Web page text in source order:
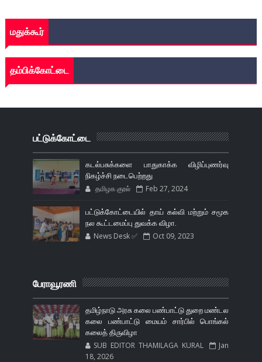
மதுக்கூர்
தம்பிக்கோட்டை
பட்டுக்கோட்டை
கடல்பசுக்களை பாதுகாக்க விழிப்புணர்வு
நிகழ்ச்சி நடைபெற்றது
தமிழக குரல் Feb 27, 2024
பட்டுக்கோட்டையில் தாய் கல்வி மற்றும் சமூக
நல கூட்டமைப்பு துவக்க விழா.
News Desk ✅ Oct 09, 2023
பேராவூரணி
தமிழ்நாடு அரசு கலை பண்பாட்டு துறை மண்டல
கலை பண்பாட்டு மையம் சார்பில் பொங்கல்
கலைத் திருவிழா
SUB EDITOR THAMILAGA KURAL
Jan
18, 2026